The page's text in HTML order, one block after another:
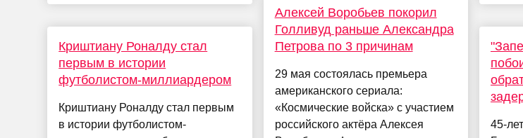
Криштиану Роналду стал
первым в истории
футболистом-миллиардером
Криштиану Роналду стал первым
в истории футболистом-
Алексей Воробьев покорил
Голливуд раньше Александра
Петрова по 3 причинам
29 мая состоялась премьера
американского сериала:
«Космические войска» с участием
российского актёра Алексея
45-